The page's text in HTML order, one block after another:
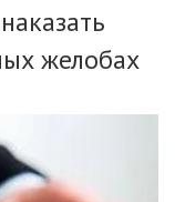
желобах